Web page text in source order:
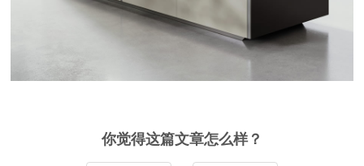
你觉得这篇文章怎么样？